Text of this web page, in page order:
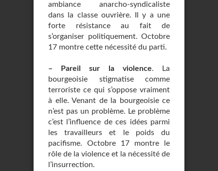
ambiance anarcho-syndicaliste
dans la classe ouvrière. Il y a une
forte résistance au fait de
s’organiser politiquement. Octobre
17 montre cette nécessité du parti.
– Pareil sur la violence. La
bourgeoisie stigmatise comme
terroriste ce qui s’oppose vraiment
à elle. Venant de la bourgeoisie ce
n’est pas un problème. Le problème
c’est l’influence de ces idées parmi
les travailleurs et le poids du
pacifisme. Octobre 17 montre le
rôle de la violence et la nécessité de
l’insurrection.